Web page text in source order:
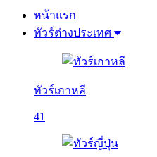
หน้าแรก
ทัวร์ต่างประเทศ
ทัวร์เกาหลี
41